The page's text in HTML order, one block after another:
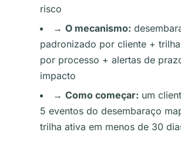
risco
→ O mecanismo:
padronizado por cliente +
por processo + alertas de
impacto
→ Como começar: um
5 eventos do desembaraço
trilha ativa em menos de 30